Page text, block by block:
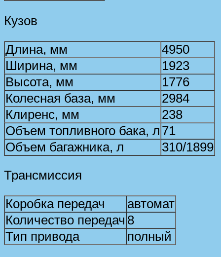
Кузов
Длина, мм
4950
Ширина, мм
1923
Высота, мм
1776
Колесная база, мм
2984
Клиренс, мм
238
Объем топливного бака, л 71
Объем багажника, л
310/1899
Трансмиссия
Коробка передач
автомат
Количество передач 8
Тип привода
полный